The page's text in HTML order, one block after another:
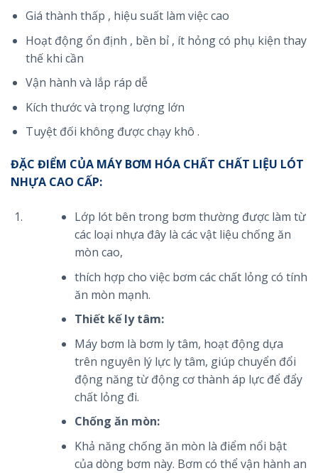
Giá thành thấp , hiệu suất làm việc cao
Hoạt động ổn định , bền bỉ , ít hỏng có phụ kiện thay
thế khi cần
Vận hành và lắp ráp dễ
Kích thước và trọng lượng lớn
Tuyệt đối không được chạy khô .
ĐẶC ĐIỂM CỦA MÁY BƠM HÓA CHẤT CHẤT LIỆU LÓT
NHỰA CAO CẤP:
Lớp lót bên trong bơm thường được làm từ
các loại nhựa đây là các vật liệu chống ăn
mòn cao,
thích hợp cho việc bơm các chất lỏng có tính
ăn mòn mạnh.
Thiết kế ly tâm:
Máy bơm là bơm ly tâm, hoạt động dựa
trên nguyên lý lực ly tâm, giúp chuyển đổi
động năng từ động cơ thành áp lực để đẩy
chất lỏng đi.
Chống ăn mòn:
Khả năng chống ăn mòn là điểm nổi bật
của dòng bơm này. Bơm có thể vận hành an